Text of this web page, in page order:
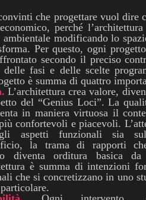
che progettare vuol dire
perché
ambientale modificando lo
Per questo, ogni
secondo il preciso
delle fasi e delle scelte
è summa di quattro
L’architettura crea valore,
del “Genius Loci”. La
in maniera virtuosa il
confortevoli e piacevoli.
aspetti funzionali sia
la trama di rapporti
diventa orditura basica
è summa di intenzioni
che si concretizzano in uno